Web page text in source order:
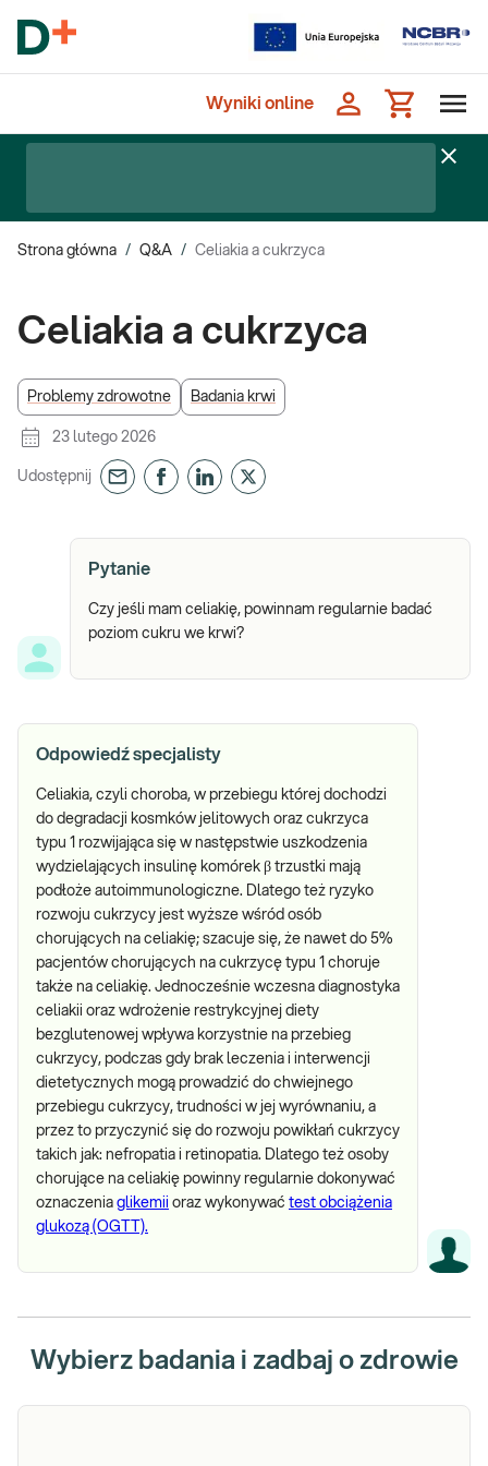
Wyniki online
Strona główna / Q&A / Celiakia a cukrzyca
Celiakia a cukrzyca
Problemy zdrowotne Badania krwi
23 lutego 2026
Udostępnij
Pytanie
Czy jeśli mam celiakię, powinnam regularnie badać
poziom cukru we krwi?
Odpowiedź specjalisty
Celiakia, czyli choroba, w przebiegu której dochodzi
do degradacji kosmków jelitowych oraz cukrzyca
typu 1 rozwijająca się w następstwie uszkodzenia
wydzielających insulinę komórek β trzustki mają
podłoże autoimmunologiczne. Dlatego też ryzyko
rozwoju cukrzycy jest wyższe wśród osób
chorujących na celiakię; szacuje się, że nawet do 5%
pacjentów chorujących na cukrzycę typu 1 choruje
także na celiakię. Jednocześnie wczesna diagnostyka
celiakii oraz wdrożenie restrykcyjnej diety
bezglutenowej wpływa korzystnie na przebieg
cukrzycy, podczas gdy brak leczenia i interwencji
dietetycznych mogą prowadzić do chwiejnego
przebiegu cukrzycy, trudności w jej wyrównaniu, a
przez to przyczynić się do rozwoju powikłań cukrzycy
takich jak: nefropatia i retinopatia. Dlatego też osoby
chorujące na celiakię powinny regularnie dokonywać
oznaczenia glikemii oraz wykonywać test obciążenia
glukozą (OGTT).
Wybierz badania i zadbaj o zdrowie